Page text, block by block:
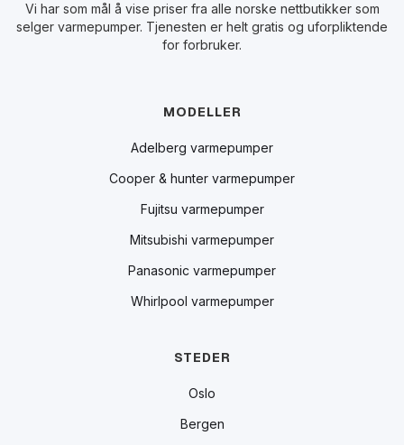
Vi har som mål å vise priser fra alle norske nettbutikker som
selger varmepumper. Tjenesten er helt gratis og uforpliktende
for forbruker.
MODELLER
Adelberg varmepumper
Cooper & hunter varmepumper
Fujitsu varmepumper
Mitsubishi varmepumper
Panasonic varmepumper
Whirlpool varmepumper
STEDER
Oslo
Bergen